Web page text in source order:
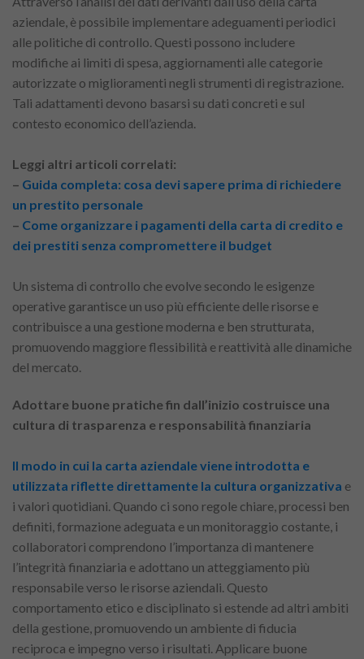
aziendale, è possibile implementare adeguamenti periodici
alle politiche di controllo. Questi possono includere
modifiche ai limiti di spesa, aggiornamenti alle categorie
autorizzate o miglioramenti negli strumenti di registrazione.
Tali adattamenti devono basarsi su dati concreti e sul
contesto economico dell’azienda.
Leggi altri articoli correlati:
– Guida completa: cosa devi sapere prima di richiedere
un prestito personale
– Come organizzare i pagamenti della carta di credito e
dei prestiti senza compromettere il budget
Un sistema di controllo che evolve secondo le esigenze
operative garantisce un uso più efficiente delle risorse e
contribuisce a una gestione moderna e ben strutturata,
promuovendo maggiore flessibilità e reattività alle dinamiche
del mercato.
Adottare buone pratiche fin dall’inizio costruisce una
cultura di trasparenza e responsabilità finanziaria
Il modo in cui la carta aziendale viene introdotta e
utilizzata riflette direttamente la cultura organizzativa e
i valori quotidiani. Quando ci sono regole chiare, processi ben
definiti, formazione adeguata e un monitoraggio costante, i
collaboratori comprendono l’importanza di mantenere
l’integrità finanziaria e adottano un atteggiamento più
responsabile verso le risorse aziendali. Questo
comportamento etico e disciplinato si estende ad altri ambiti
della gestione, promuovendo un ambiente di fiducia
reciproca e impegno verso i risultati. Applicare buone